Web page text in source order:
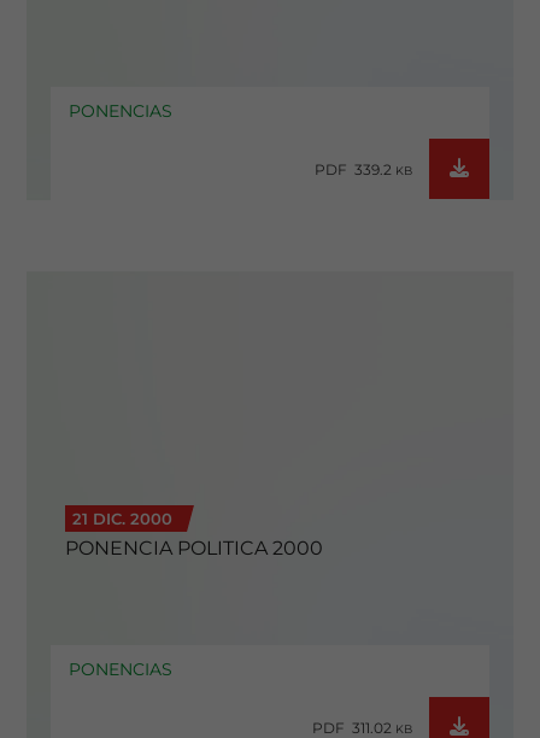
PONENCIAS
PDF 339.2 KB
21 DIC. 2000
PONENCIA POLITICA 2000
PONENCIAS
PDF 311.02 KB